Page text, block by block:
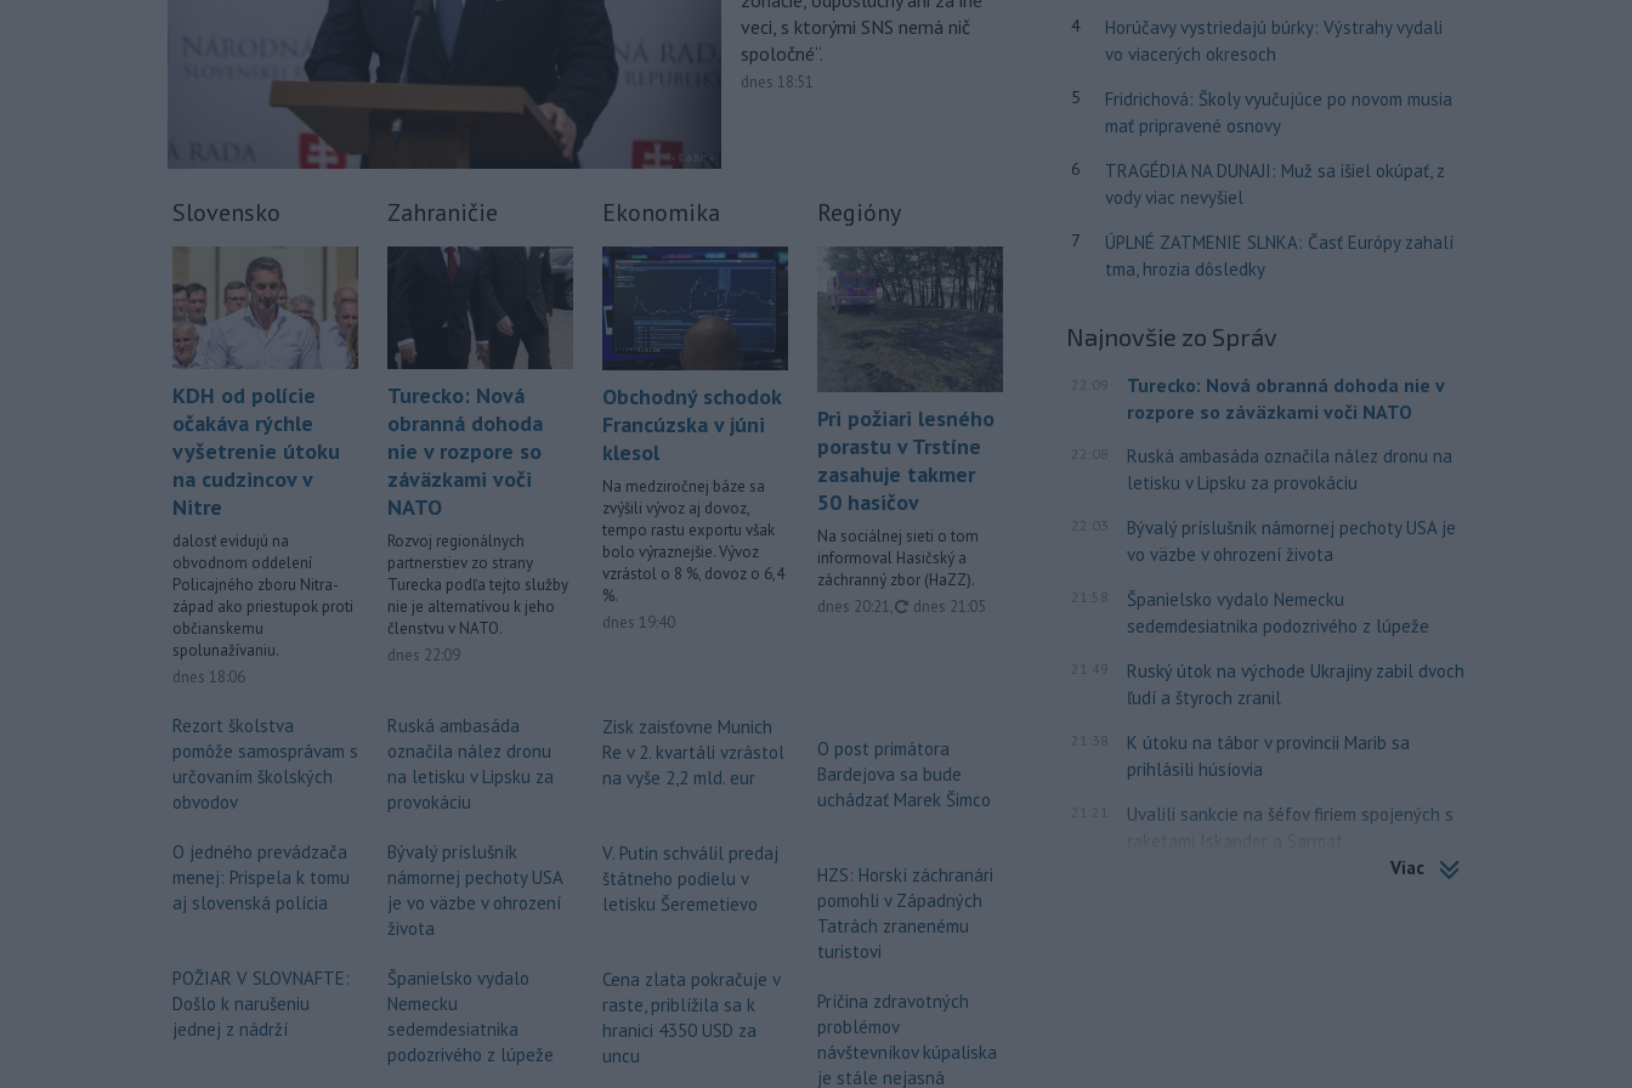
júla 2026 herečka a dlhoročná
členka Slovenského komorného
divadla (SKD) v Martine Helena
Sudická.
mosta Lanfranconi, ktorý je súčasťou
bratislavskej diaľnice D2.
Viac >
veci, s ktorými SNS nemá nič
spoločné“.
dnes 18:51
Slovensko
KDH od polície
očakáva rýchle
vyšetrenie útoku
na cudzincov v
Nitre
dalosť evidujú na
obvodnom oddelení
Policajného zboru Nitra-
západ ako priestupok proti
občianskemu
spolunažívaniu.
dnes 18:06
Rezort školstva
pomôže samosprávam s
určovaním školských
obvodov
O jedného prevádzača
menej: Prispela k tomu
aj slovenská polícia
POŽIAR V SLOVNAFTE:
Došlo k narušeniu
jednej z nádrží
Zahraničie
Turecko: Nová
obranná dohoda
nie v rozpore so
záväzkami voči
NATO
Rozvoj regionálnych
partnerstiev zo strany
Turecka podľa tejto služby
nie je alternatívou k jeho
členstvu v NATO.
dnes 22:09
Ruská ambasáda
označila nález dronu
na letisku v Lipsku za
provokáciu
Bývalý príslušník
námornej pechoty USA
je vo väzbe v ohrození
života
Španielsko vydalo
Nemecku
sedemdesiatnika
podozrivého z lúpeže
Ekonomika
Obchodný schodok
Francúzska v júni
klesol
Na medziročnej báze sa
zvýšili vývoz aj dovoz,
tempo rastu exportu však
bolo výraznejšie. Vývoz
vzrástol o 8 %, dovoz o 6,4
%.
dnes 19:40
Zisk zaisťovne Munich
Re v 2. kvartáli vzrástol
na vyše 2,2 mld. eur
V. Putin schválil predaj
štátneho podielu v
letisku Šeremetievo
Cena zlata pokračuje v
raste, priblížila sa k
hranici 4350 USD za
uncu
Regióny
Pri požiari lesného
porastu v Trstíne
zasahuje takmer
50 hasičov
Na sociálnej sieti o tom
informoval Hasičský a
záchranný zbor (HaZZ).
dnes 20:21, aktualizované
dnes 21:05
O post primátora
Bardejova sa bude
uchádzať Marek Šimco
HZS: Horskí záchranári
pomohli v Západných
Tatrách zranenému
turistovi
Príčina zdravotných
problémov
návštevníkov kúpaliska
je stále nejasná
4
Horúčavy vystriedajú búrky: Výstrahy vydali
vo viacerých okresoch
5
Fridrichová: Školy vyučujúce po novom musia
mať pripravené osnovy
6
TRAGÉDIA NA DUNAJI: Muž sa išiel okúpať, z
vody viac nevyšiel
7
ÚPLNÉ ZATMENIE SLNKA: Časť Európy zahalí
tma, hrozia dôsledky
Najnovšie zo Správ
22:09
Turecko: Nová obranná dohoda nie v
rozpore so záväzkami voči NATO
22:08
Ruská ambasáda označila nález dronu na
letisku v Lipsku za provokáciu
22:03
Bývalý príslušník námornej pechoty USA je
vo väzbe v ohrození života
21:58
Španielsko vydalo Nemecku
sedemdesiatnika podozrivého z lúpeže
21:49
Ruský útok na východe Ukrajiny zabil dvoch
ľudí a štyroch zranil
21:38
K útoku na tábor v provincii Marib sa
prihlásili húsíovia
Uvalili sankcie na šéfov firiem spojených s
raketami Iskander a Sarmat
Viac